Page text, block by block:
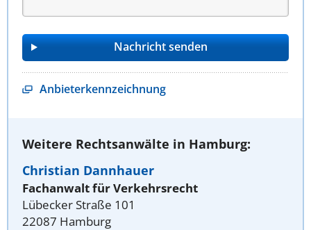
Anbieterkennzeichnung
Weitere Rechtsanwälte in Hamburg:
Christian Dannhauer
Fachanwalt für Verkehrsrecht
Lübecker Straße 101
22087 Hamburg